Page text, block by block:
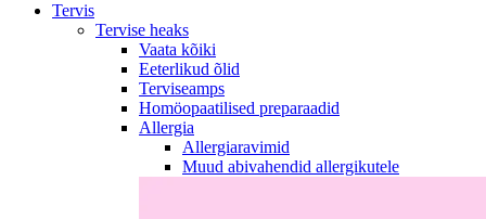
Tervis
Tervise heaks
Vaata kõiki
Eeterlikud õlid
Terviseamps
Homöopaatilised preparaadid
Allergia
Allergiaravimid
Muud abivahendid allergikutele